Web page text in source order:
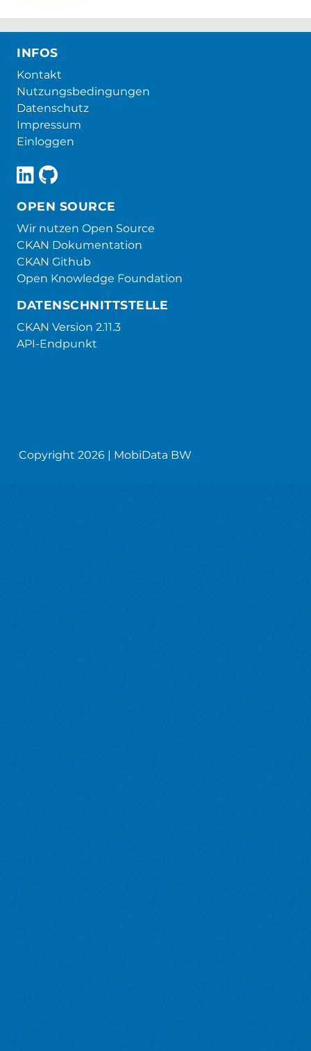
INFOS
Kontakt
Nutzungsbedingungen
Datenschutz
Impressum
Einloggen
OPEN SOURCE
Wir nutzen Open Source
CKAN Dokumentation
CKAN Github
Open Knowledge Foundation
DATENSCHNITTSTELLE
CKAN Version 2.11.3
API-Endpunkt
Copyright 2026 | MobiData BW